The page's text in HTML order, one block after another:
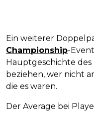
Ein weiterer
Championship-
Hauptgeschichte
beziehen, wer nicht
die es waren.
Der Average bei